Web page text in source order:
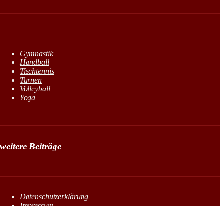
Gymnastik
Handball
Tischtennis
Turnen
Volleyball
Yoga
weitere Beiträge
Datenschutzerklärung